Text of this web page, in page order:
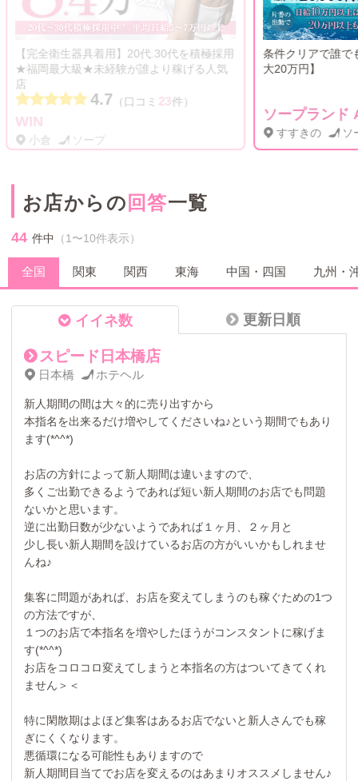
極採用
人気
条件クリアで誰でも貰える入店祝い金【最
大20万円】
20代限
川崎
お店からの 回答一覧
44 件中 （1〜10件表示）
全国 関東 関西 東海 中国・四国 九州・
イイネ数 更新日順
スピード日本橋店
日本橋 ホテヘル
新人期間の間は大々的に売り出すから
本指名を出来るだけ増やしてくださいね♪という期間でもあり
ます(*^^*)
お店の方針によって新人期間は違いますので、
多くご出勤できるようであれば短い新人期間のお店でも問題
ないかと思います。
逆に出勤日数が少ないようであれば１ヶ月、２ヶ月と
少し長い新人期間を設けているお店の方がいいかもしれませ
んね♪
集客に問題があれば、お店を変えてしまうのも稼ぐための1つ
の方法ですが、
１つのお店で本指名を増やしたほうがコンスタントに稼げま
す(*^^*)
お店をコロコロ変えてしまうと本指名の方はついてきてくれ
ません＞＜
特に閑散期はよほど集客はあるお店でないと新人さんでも稼
ぎにくくなります。
悪循環になる可能性もありますので
新人期間目当てでお店を変えるのはあまりオススメしません♪